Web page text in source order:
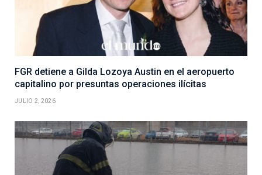
FGR detiene a Gilda Lozoya Austin en el aeropuerto
capitalino por presuntas operaciones ilícitas
JULIO 2, 2026